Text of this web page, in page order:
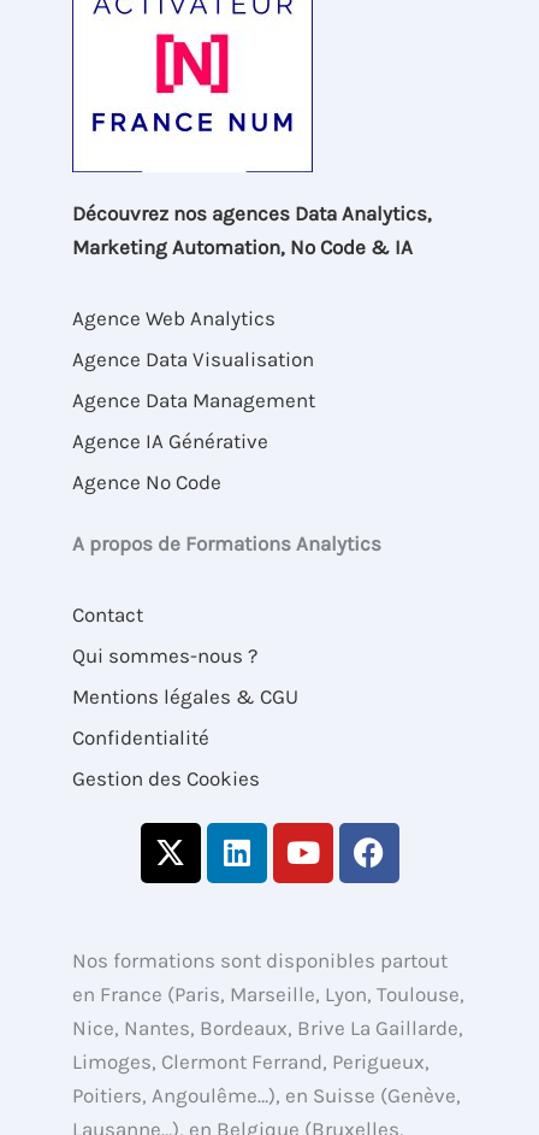
Découvrez nos agences Data Analytics,
Marketing Automation, No Code & IA
Agence Web Analytics
Agence Data Visualisation
Agence Data Management
Agence IA Générative
Agence No Code
A propos de Formations Analytics
Contact
Qui sommes-nous ?
Mentions légales & CGU
Confidentialité
Gestion des Cookies
X
-
i
t
t
e
r
L
i
e
d
i
n
Y
o
u
b
e
F
a
b
o
o
k
Nos formations sont disponibles partout
en France (Paris, Marseille, Lyon, Toulouse,
Nice, Nantes, Bordeaux, Brive La Gaillarde,
Limoges, Clermont Ferrand, Perigueux,
Poitiers, Angoulême…), en Suisse (Genève,
Lausanne…), en Belgique (Bruxelles,